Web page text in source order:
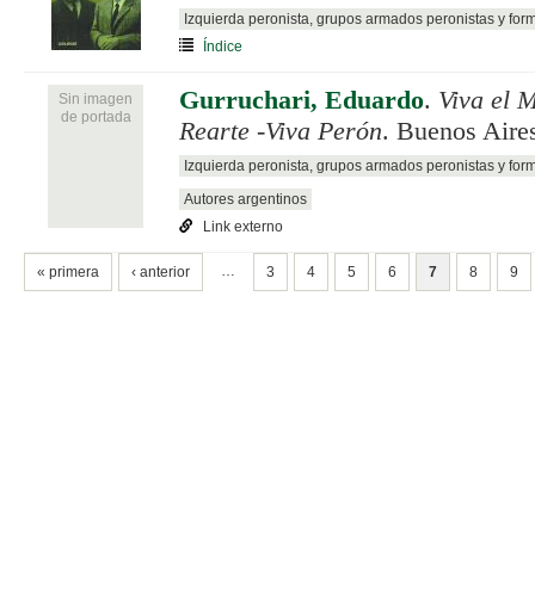
Izquierda peronista, grupos armados peronistas y
Índice
Sin imagen
de portada
Gurruchari, Eduardo. Viva el
Rearte -Viva Perón. Buenos
Izquierda peronista, grupos armados peronistas y
Autores argentinos
Link externo
PÁGINAS
« primera ‹ anterior 3 4 5 6 7 8 9